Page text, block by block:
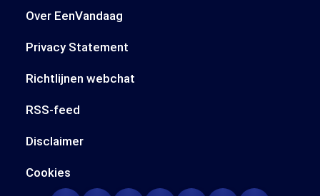
Over EenVandaag
Privacy Statement
Richtlijnen webchat
RSS-feed
Disclaimer
Cookies